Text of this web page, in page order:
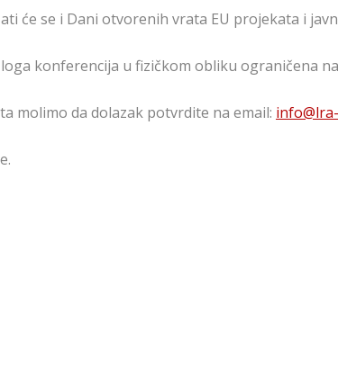
će se i Dani otvorenih vrata EU projekata i
konferencija u fizičkom obliku ograničena
molimo da dolazak potvrdite na email: